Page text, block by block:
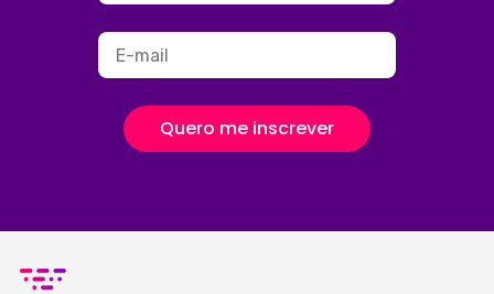
Quero me inscrever